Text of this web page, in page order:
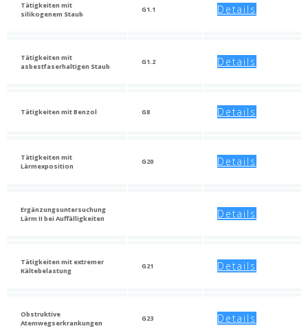
Tätigkeiten mit
silikogenem Staub
G1.1 Details
Tätigkeiten mit
asbestfaserhaltigen Staub
G1.2 Details
Tätigkeiten mit Benzol G8 Details
Tätigkeiten mit
Lärmexposition
G20 Details
Ergänzungsuntersuchung
Lärm II bei Auffälligkeiten
Details
Tätigkeiten mit extremer
Kältebelastung
G21 Details
Obstruktive
Atemwegserkrankungen
G23 Details